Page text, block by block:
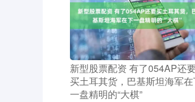
新型股票配资 有了054AP还
买土耳其货，巴基斯坦海军
一盘精明的“大棋”